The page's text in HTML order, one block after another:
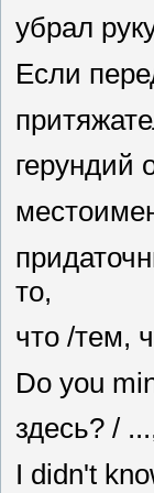
убрал
Если
герундий
то,
что /тем,
Do you
здесь? /
I didn't